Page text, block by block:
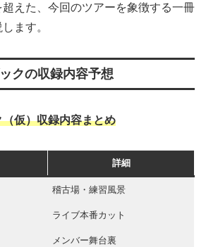
えた、今回のツアーを象徴する一冊
ます。
クの収録内容予想
仮）収録内容まとめ
詳細
稽古場・練習風景
ライブ本番カット
メンバー舞台裏